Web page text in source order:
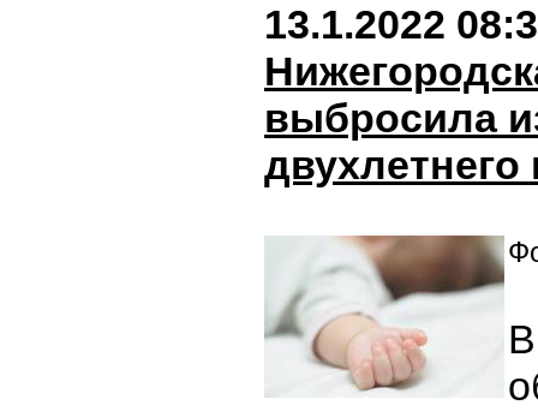
13.1.2022
выбросила
двухлетнего